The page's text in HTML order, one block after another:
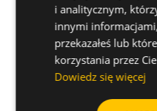
unarchive 416T285PA
i analitycznym,
innymi
przekazałeś lub
korzystania przez
Dowiedz się więcej